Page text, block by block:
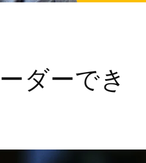
ダーでき